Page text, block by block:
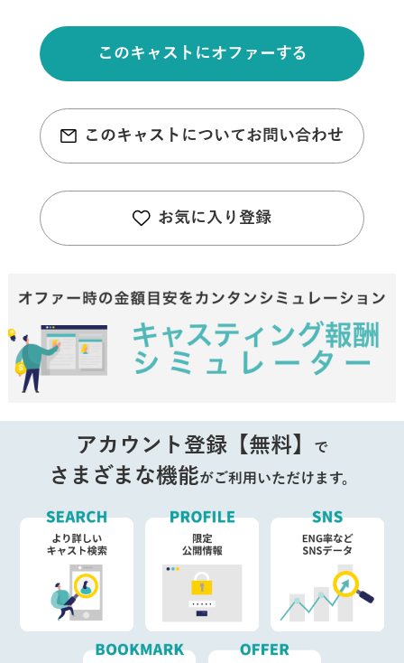
このキャストにオファーする
このキャストについてお問い合わせ
お気に入り登録
アカウント登録【無料】 で
さまざまな機能がご利用いただけます。